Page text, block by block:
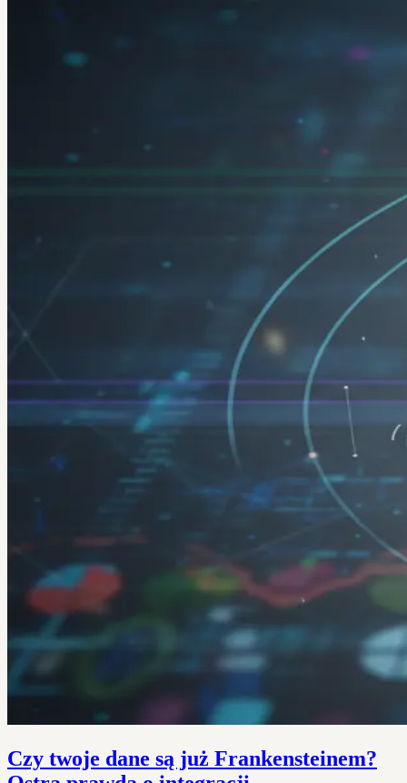
Czy twoje dane są już Frankensteinem?